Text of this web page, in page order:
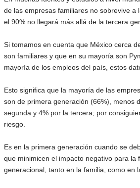
de las empresas familiares no sobrevive a
el 90% no llegará más allá de la tercera
Si tomamos en cuenta que México cerca
son familiares y que en su mayoría son
mayoría de los empleos del país, estos
Esto significa que la mayoría de las
son de primera generación (66%), menos
segunda y 4% por la tercera; por
riesgo.
Es en la primera generación cuando se
que minimicen el impacto negativo para la
generacional, tanto en la familia, como en